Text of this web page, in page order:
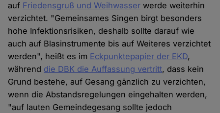
auf Friedensgruß und Weihwasser werde weiterhin
verzichtet. "Gemeinsames Singen birgt besonders
hohe Infektionsrisiken, deshalb sollte darauf wie
auch auf Blasinstrumente bis auf Weiteres verzichtet
werden", heißt es im Eckpunktepapier der EKD,
während die DBK die Auffassung vertritt, dass kein
Grund bestehe, auf Gesang gänzlich zu verzichten,
wenn die Abstandsregelungen eingehalten werden,
"auf lauten Gemeindegesang sollte jedoch